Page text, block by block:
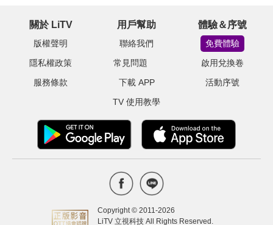
關於 LiTV
版權聲明
隱私權政策
服務條款
用戶幫助
聯絡我們
常見問題
下載 APP
TV 使用教學
體驗＆序號
免費體驗
啟用兌換卷
活動序號
Copyright © 2011-2026
LiTV 立視科技 All Rights Reserved.